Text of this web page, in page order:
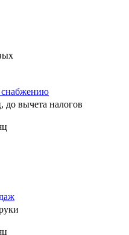
снабжению
до вычета налогов